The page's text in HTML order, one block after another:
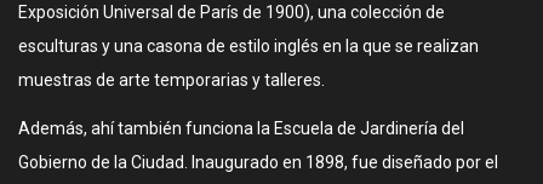
Exposición Universal de París de 1900), una colección de
esculturas y una casona de estilo inglés en la que se realizan
muestras de arte temporarias y talleres.
Además, ahí también funciona la Escuela de Jardinería del
Gobierno de la Ciudad. Inaugurado en 1898, fue diseñado por el